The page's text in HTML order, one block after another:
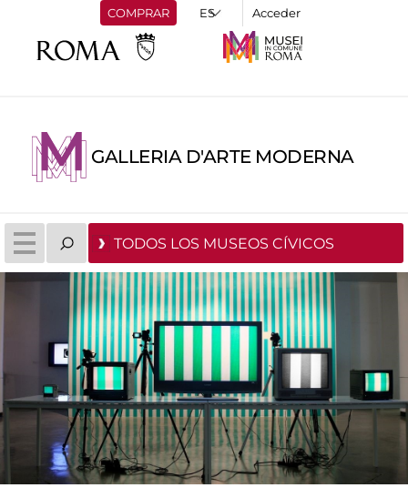
COMPRAR Acceder
GALLERIA D'ARTE MODERNA
TODOS LOS MUSEOS CÍVICOS